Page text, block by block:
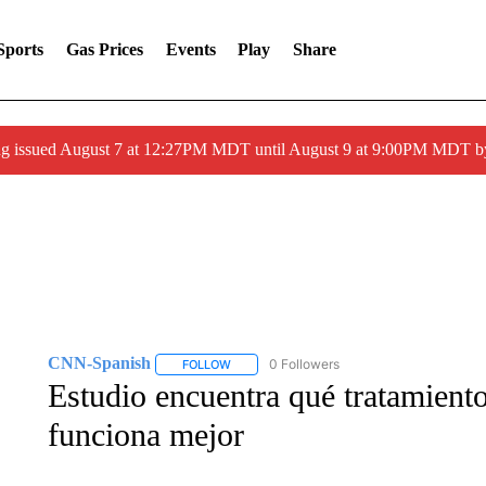
Gas Prices Events Play Share
issued August 7 at 12:27PM MDT until August 9 at 9:00PM MDT
CNN-Spanish FOLLOWFOLLOW "CNN-SPANISH" TO RECEIVE
0 Followers
Estudio encuentra qué
funciona mejor